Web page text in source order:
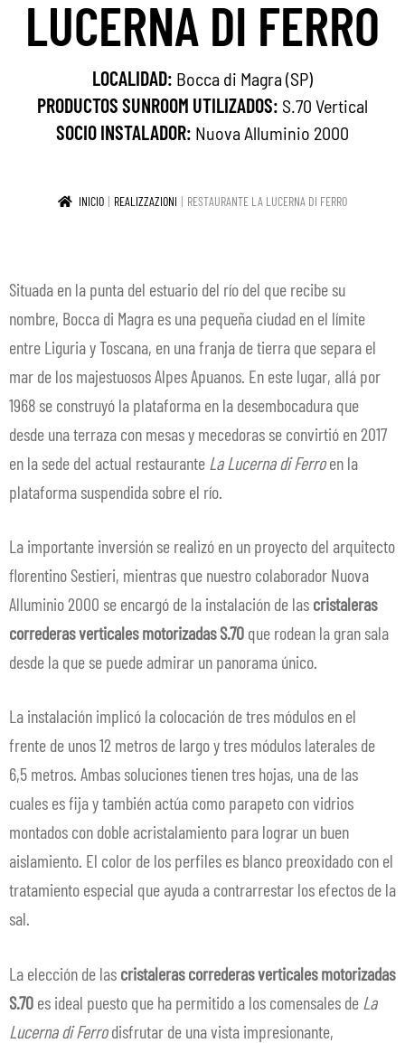
CONTACTOS
ES
el
LUCERNA DI FERRO
LOCALIDAD: Bocca di Magra (SP)
PRODUCTOS SUNROOM UTILIZADOS: S.70 Vertical
SOCIO INSTALADOR: Nuova Alluminio 2000
INICIO REALIZZAZIONI RESTAURANTE LA LUCERNA DI FERRO
Situada en la punta del estuario del río del que recibe su
nombre, Bocca di Magra es una pequeña ciudad en el límite
entre Liguria y Toscana, en una franja de tierra que separa el
mar de los majestuosos Alpes Apuanos. En este lugar, allá por
1968 se construyó la plataforma en la desembocadura que
desde una terraza con mesas y mecedoras se convirtió en 2017
en la sede del actual restaurante La Lucerna di Ferroen la
plataforma suspendida sobre el río.
La importante inversión se realizó en un proyecto del arquitecto
florentino Sestieri, mientras que nuestro colaborador Nuova
Alluminio 2000 se encargó de la instalación de las cristaleras
correderas verticales motorizadas S.70 que rodean la gran sala
desde la que se puede admirar un panorama único.
La instalación implicó la colocación de tres módulos en el
frente de unos 12 metros de largo y tres módulos laterales de
6,5 metros. Ambas soluciones tienen tres hojas, una de las
cuales es fija y también actúa como parapeto con vidrios
montados con doble acristalamiento para lograr un buen
aislamiento. El color de los perfiles es blanco preoxidado con el
tratamiento especial que ayuda a contrarrestar los efectos de la
sal.
La elección de las cristaleras correderas verticales motorizadas
S.70 es ideal puesto que ha permitido a los comensales de La
Lucerna di Ferrodisfrutar de una vista impresionante,